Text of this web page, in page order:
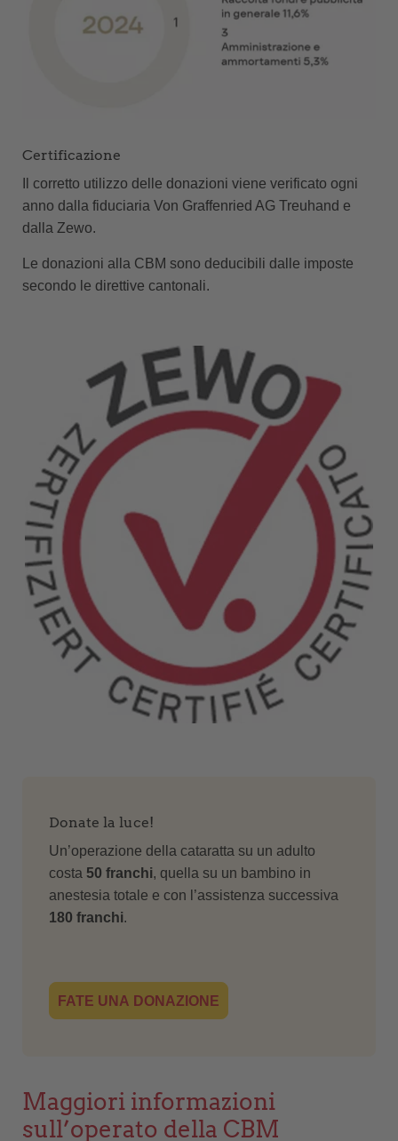
Certificazione
Il corretto utilizzo delle donazioni viene verificato ogni
anno dalla fiduciaria Von Graffenried AG Treuhand e
dalla Zewo.
Le donazioni alla CBM sono deducibili dalle imposte
secondo le direttive cantonali.
Donate la luce!
Un’operazione della cataratta su un adulto
costa 50 franchi, quella su un bambino in
anestesia totale e con l’assistenza successiva
180 franchi.
FATE UNA DONAZIONE
Maggiori informazioni
sull’operato della CBM